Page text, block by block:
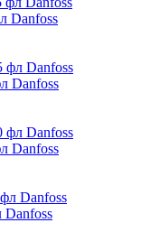
Danfoss
Danfoss
Danfoss